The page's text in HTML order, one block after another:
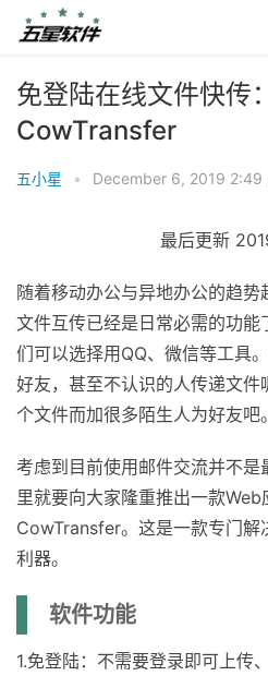
免登陆在线文件快传
CowTransfer
五小星 • December 6, 2019 2:49
最后更新
随着移动办公与异地办公的趋
文件互传已经是日常必需的功
们可以选择用QQ、微信等工具
好友，甚至不认识的人传递文
个文件而加很多陌生人为好友吧。
考虑到目前使用邮件交流并不
里就要向大家隆重推出一款
CowTransfer。这是一款专门解
利器。
软件功能
1.免登陆：不需要登录即可上传